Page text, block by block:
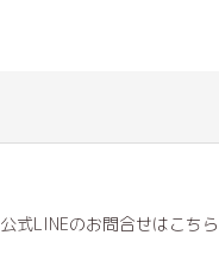
公式LINEのお問合せはこち